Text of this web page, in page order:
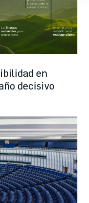
en
decisivo